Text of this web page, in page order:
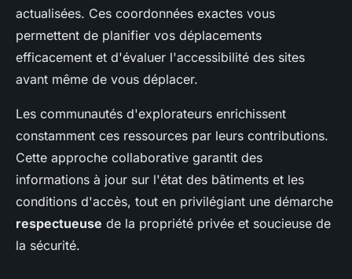
actualisées. Ces coordonnées exactes vous
permettent de planifier vos déplacements
efficacement et d'évaluer l'accessibilité des sites
avant même de vous déplacer.
Les communautés d'explorateurs enrichissent
constamment ces ressources par leurs contributions.
Cette approche collaborative garantit des
informations à jour sur l'état des bâtiments et les
conditions d'accès, tout en privilégiant une démarche
respectueuse de la propriété privée et soucieuse de
la sécurité.